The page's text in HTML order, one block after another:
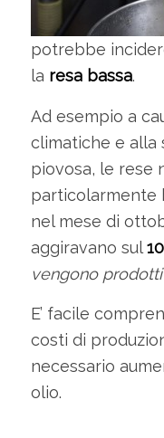
potrebbe
la resa bassa.
Ad esempio a
climatiche e alla
piovosa, le rese
particolarmente
nel mese di
aggiravano sul
vengono
E’ facile
costi di
necessario
olio.